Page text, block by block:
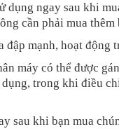
ngay sau khi
cần phải mua
đập mạnh, hoạt
máy có thể được
trong khi điều
sau khi bạn mua